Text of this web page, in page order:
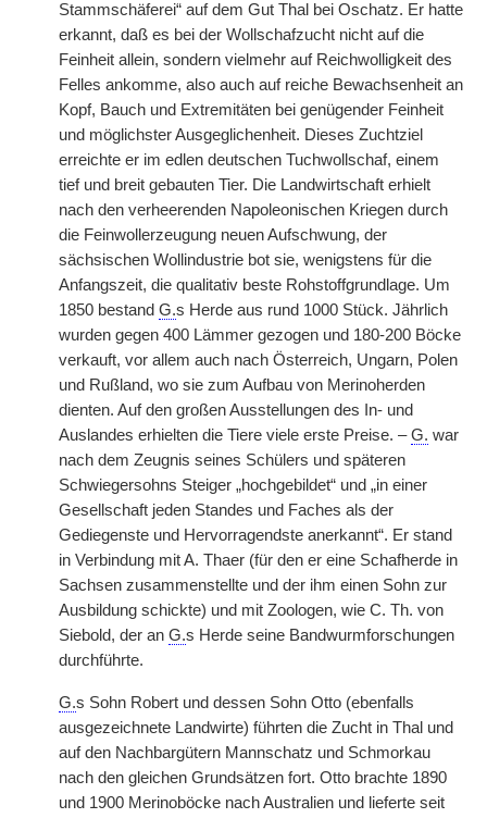
Stammschäferei“ auf dem Gut Thal bei Oschatz. Er hatte
erkannt, daß es bei der Wollschafzucht nicht auf die
Feinheit allein, sondern vielmehr auf Reichwolligkeit des
Felles ankomme, also auch auf reiche Bewachsenheit an
Kopf, Bauch und Extremitäten bei genügender Feinheit
und möglichster Ausgeglichenheit. Dieses Zuchtziel
erreichte er im edlen deutschen Tuchwollschaf, einem
tief und breit gebauten Tier. Die Landwirtschaft erhielt
nach den verheerenden Napoleonischen Kriegen durch
die Feinwollerzeugung neuen Aufschwung, der
sächsischen Wollindustrie bot sie, wenigstens für die
Anfangszeit, die qualitativ beste Rohstoffgrundlage. Um
1850 bestand G.s Herde aus rund 1000 Stück. Jährlich
wurden gegen 400 Lämmer gezogen und 180-200 Böcke
verkauft, vor allem auch nach Österreich, Ungarn, Polen
und Rußland, wo sie zum Aufbau von Merinoherden
dienten. Auf den großen Ausstellungen des In- und
Auslandes erhielten die Tiere viele erste Preise. –G. war
nach dem Zeugnis seines Schülers und späteren
Schwiegersohns Steiger „hochgebildet“ und „in einer
Gesellschaft jeden Standes und Faches als der
Gediegenste und Hervorragendste anerkannt“. Er stand
in Verbindung mit A. Thaer (für den er eine Schafherde in
Sachsen zusammenstellte und der ihm einen Sohn zur
Ausbildung schickte) und mit Zoologen, wie C. Th. von
Siebold, der an G.s Herde seine Bandwurmforschungen
durchführte.
G.s Sohn Robert und dessen Sohn Otto (ebenfalls
ausgezeichnete Landwirte) führten die Zucht in Thal und
auf den Nachbargütern Mannschatz und Schmorkau
nach den gleichen Grundsätzen fort. Otto brachte 1890
und 1900 Merinoböcke nach Australien und lieferte seit